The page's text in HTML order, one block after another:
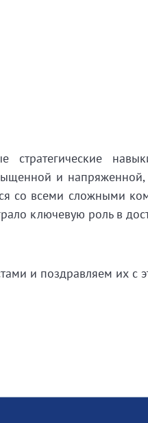
стратегические
и
со всеми сложными
ключевую роль в
и поздравляем их с